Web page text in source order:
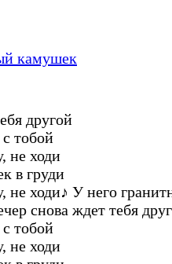
камушек
другой
тобой
не ходи
в груди
не ходи♪ У него
снова ждет тебя
тобой
не ходи